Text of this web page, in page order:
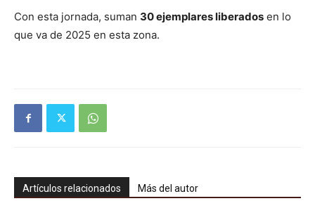
Con esta jornada, suman 30 ejemplares liberados en lo
que va de 2025 en esta zona.
Artículos relacionados Más del autor